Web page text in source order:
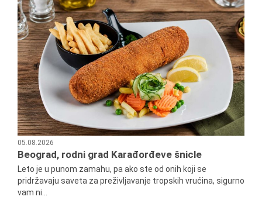
05.08.2026
Beograd, rodni grad Karađorđeve šnicle
Leto je u punom zamahu, pa ako ste od onih koji se
pridržavaju saveta za preživljavanje tropskih vrućina, sigurno
vam ni...